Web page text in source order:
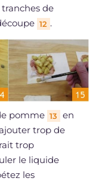
de
12 .
pomme 13
en
trop de
trop
le liquide
les